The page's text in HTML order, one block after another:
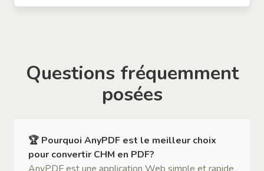
Questions fréquemment
posées
🏆 Pourquoi AnyPDF est le meilleur choix
pour convertir CHM en PDF?
AnyPDF est une application Web simple et rapide